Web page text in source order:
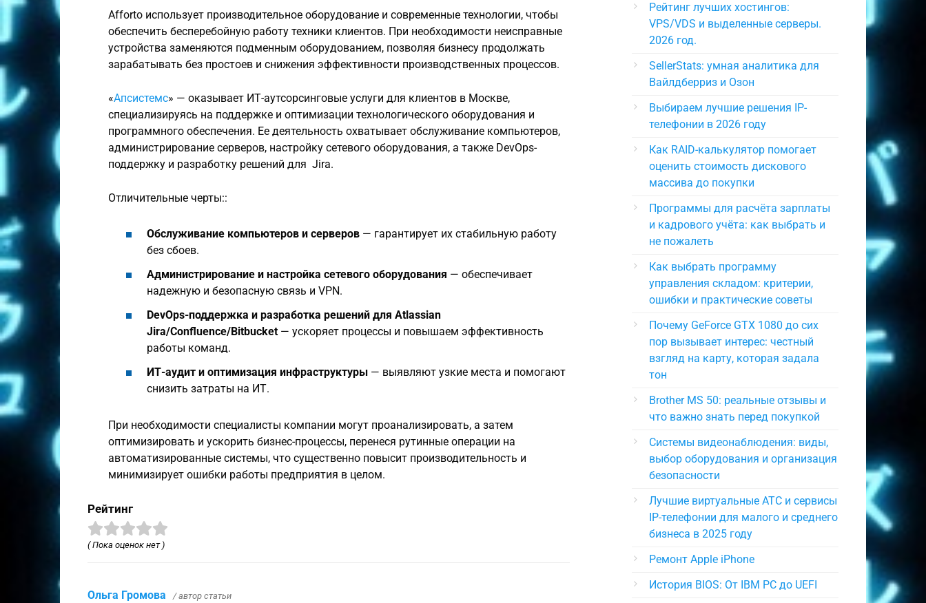
Afforto использует производительное оборудование и современные технологии, чтобы
обеспечить бесперебойную работу техники клиентов. При необходимости неисправные
устройства заменяются подменным оборудованием, позволяя бизнесу продолжать
зарабатывать без простоев и снижения эффективности производственных процессов.
«Апсистемс» — оказывает ИТ-аутсорсинговые услуги для клиентов в Москве,
специализируясь на поддержке и оптимизации технологического оборудования и
программного обеспечения. Ее деятельность охватывает обслуживание компьютеров,
администрирование серверов, настройку сетевого оборудования, а также DevOps-
поддержку и разработку решений для Jira.
Отличительные черты::
Обслуживание компьютеров и серверов — гарантирует их стабильную работу
без сбоев.
Администрирование и настройка сетевого оборудования — обеспечивает
надежную и безопасную связь и VPN.
DevOps-поддержка и разработка решений для Atlassian
Jira/Confluence/Bitbucket — ускоряет процессы и повышаем эффективность
работы команд.
ИТ-аудит и оптимизация инфраструктуры — выявляют узкие места и помогают
снизить затраты на ИТ.
При необходимости специалисты компании могут проанализировать, а затем
оптимизировать и ускорить бизнес-процессы, перенеся рутинные операции на
автоматизированные системы, что существенно повысит производительность и
минимизирует ошибки работы предприятия в целом.
Рейтинг
( Пока оценок нет )
Ольга Громова / автор статьи
Рейтинг лучших хостингов:
VPS/VDS и выделенные серверы.
2026 год.
SellerStats: умная аналитика для
Вайлдберриз и Озон
Выбираем лучшие решения IP-
телефонии в 2026 году
Как RAID-калькулятор помогает
оценить стоимость дискового
массива до покупки
Программы для расчёта зарплаты
и кадрового учёта: как выбрать и
не пожалеть
Как выбрать программу
управления складом: критерии,
ошибки и практические советы
Почему GeForce GTX 1080 до сих
пор вызывает интерес: честный
взгляд на карту, которая задала
тон
Brother MS 50: реальные отзывы и
что важно знать перед покупкой
Системы видеонаблюдения: виды,
выбор оборудования и организация
безопасности
Лучшие виртуальные АТС и сервисы
IP-телефонии для малого и среднего
бизнеса в 2025 году
Ремонт Apple iPhone
История BIOS: От IBM PC до UEFI